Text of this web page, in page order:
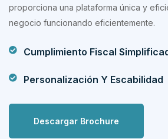
proporciona una plataforma única y
negocio funcionando eficientemente.
Cumplimiento Fiscal
Personalización Y Escabilidad
Descargar Brochure